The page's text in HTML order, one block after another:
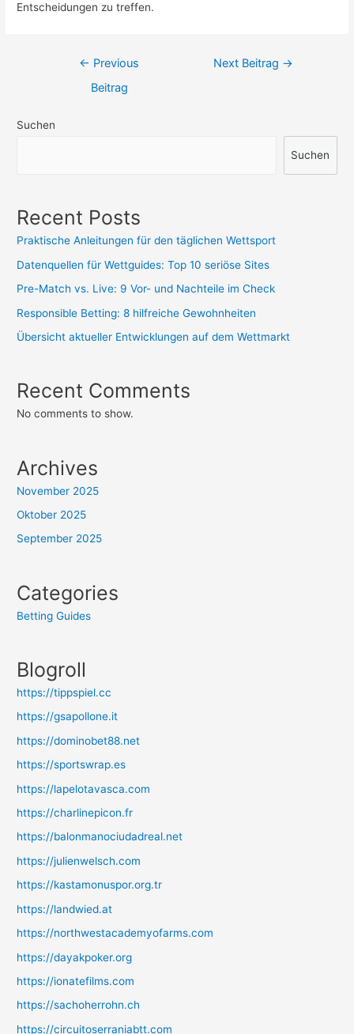
Entscheidungen zu treffen.
Beitrags-
Navigation
← Previous
Beitrag
Next Beitrag →
Suchen
Suchen
Recent Posts
Praktische Anleitungen für den täglichen Wettsport
Datenquellen für Wettguides: Top 10 seriöse Sites
Pre-Match vs. Live: 9 Vor- und Nachteile im Check
Responsible Betting: 8 hilfreiche Gewohnheiten
Übersicht aktueller Entwicklungen auf dem Wettmarkt
Recent Comments
No comments to show.
Archives
November 2025
Oktober 2025
September 2025
Categories
Betting Guides
Blogroll
https://tippspiel.cc
https://gsapollone.it
https://dominobet88.net
https://sportswrap.es
https://lapelotavasca.com
https://charlinepicon.fr
https://balonmanociudadreal.net
https://julienwelsch.com
https://kastamonuspor.org.tr
https://landwied.at
https://northwestacademyofarms.com
https://dayakpoker.org
https://ionatefilms.com
https://sachoherrohn.ch
https://circuitoserraniabtt.com